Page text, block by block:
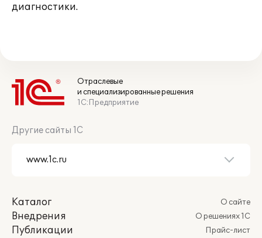
диагностики.
Отраслевые
и специализированные решения
1С:Предприятие
Другие сайты 1С
Каталог
Внедрения
Публикации
О сайте
О решениях 1С
Прайс-лист